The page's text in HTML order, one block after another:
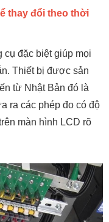
thay đổi theo thời
cụ đặc biệt giúp mọi
Thiết bị được sản
từ Nhật Bản đó là
ra các phép đo có độ
màn hình LCD rõ